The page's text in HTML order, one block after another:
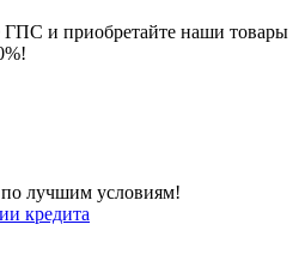
ГПС и приобретайте наши товары
лучшим условиям!
кредита